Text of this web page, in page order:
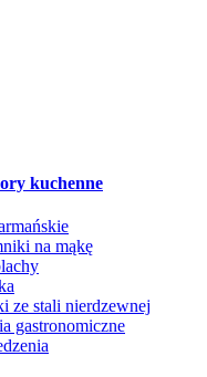
kuchenne
na mąkę
ze stali nierdzewnej
gastronomiczne